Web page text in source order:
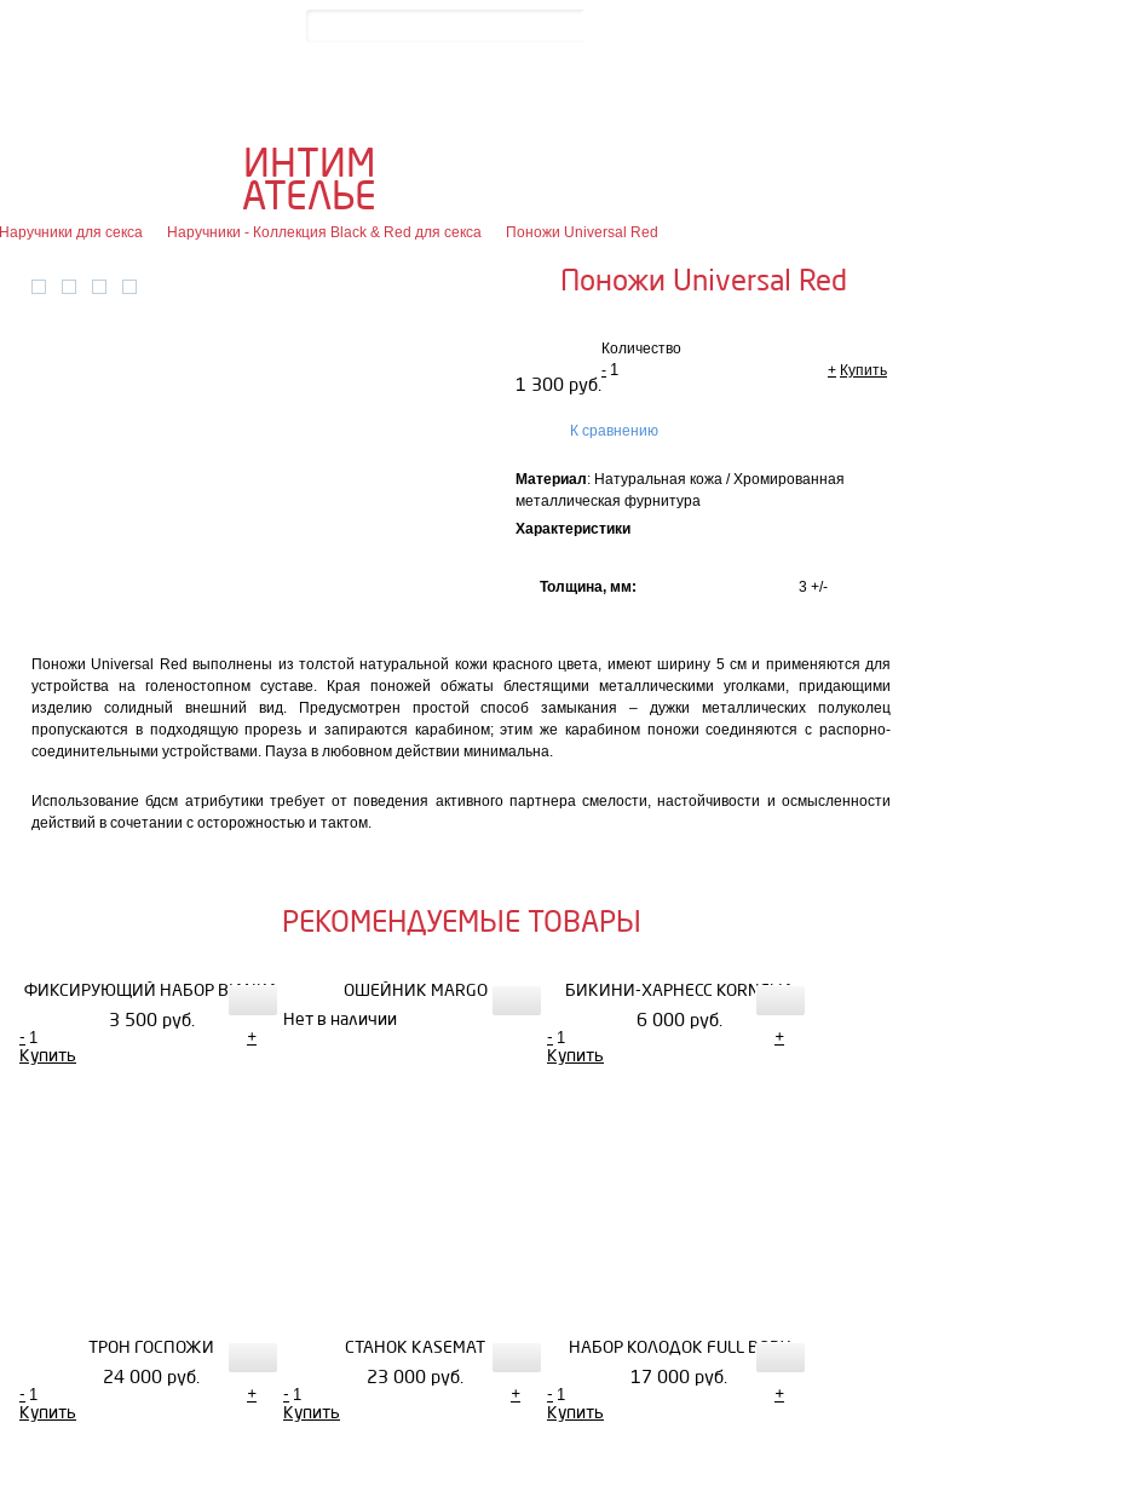
ИНТИМ
АТЕЛЬЕ
Наручники для секса Наручники - Коллекция Black & Red для секса Поножи Universal Red
Поножи Universal Red
1 300 руб.
Количество
-
+ Купить
К сравнению
Материал: Натуральная кожа / Хромированная
металлическая фурнитура
Характеристики
Толщина, мм: 3 +/-
Поножи Universal Red выполнены из толстой натуральной кожи красного цвета, имеют ширину 5 см и применяются для
устройства на голеностопном суставе. Края поножей обжаты блестящими металлическими уголками, придающими
изделию солидный внешний вид. Предусмотрен простой способ замыкания – дужки металлических полуколец
пропускаются в подходящую прорезь и запираются карабином; этим же карабином поножи соединяются с распорно-
соединительными устройствами. Пауза в любовном действии минимальна.
Использование бдсм атрибутики требует от поведения активного партнера смелости, настойчивости и осмысленности
действий в сочетании с осторожностью и тактом.
РЕКОМЕНДУЕМЫЕ ТОВАРЫ
ФИКСИРУЮЩИЙ НАБОР BIANKA
3 500 руб.
-
+
Купить
ОШЕЙНИК MARGO
Нет в наличии
БИКИНИ-ХАРНЕСС KORNELIA
6 000 руб.
-
+
Купить
ТРОН ГОСПОЖИ
24 000 руб.
-
+
Купить
СТАНОК KASEMAT
23 000 руб.
-
+
Купить
НАБОР КОЛОДОК FULL BODY
17 000 руб.
-
+
Купить